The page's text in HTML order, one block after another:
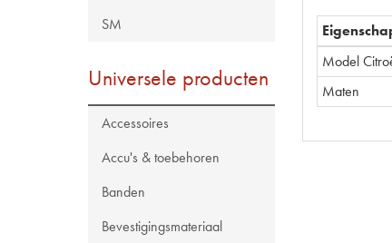
SM
Universele producten
Accessoires
Accu's & toebehoren
Banden
Bevestigingsmateriaal
Model
Maten